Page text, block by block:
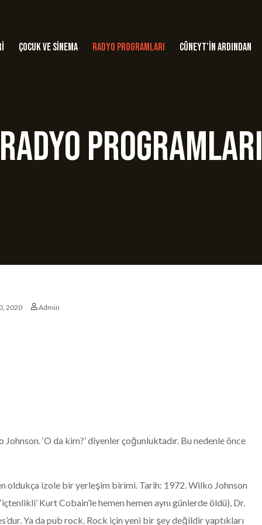
Çocuk ve Sinema Radyo Programları Cüneyt’in Ardından
2020 Admin
‘O da kim?’ diyenler çoğunluktadır. Bu nedenle önce
oldukça izole bir yerleşim birimi. Tarih: 1972. Wilko Johnson
Kurt Cobain’le hemen hemen aynı günlerde öldü), Dr.
Ya da pub rock. Rock için yeni bir şey değildir yaptıkları